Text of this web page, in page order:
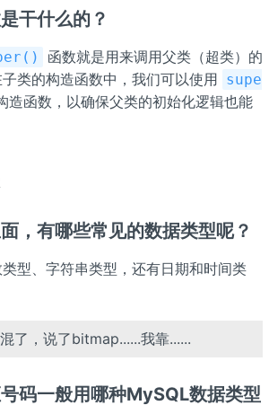
干什么的？
函数就是用来调用父类（超类）的
类的构造函数中，我们可以使用 supe
造函数，以确保父类的初始化逻辑也能
，有哪些常见的数据类型呢？
型、字符串类型，还有日期和时间类
了，说了bitmap......我靠......
码一般用哪种MySQL数据类型